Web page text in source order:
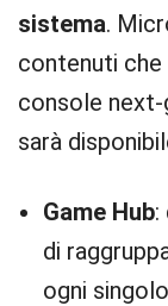
sistema.
contenuti che
console
sarà
Game Hub:
di
ogni